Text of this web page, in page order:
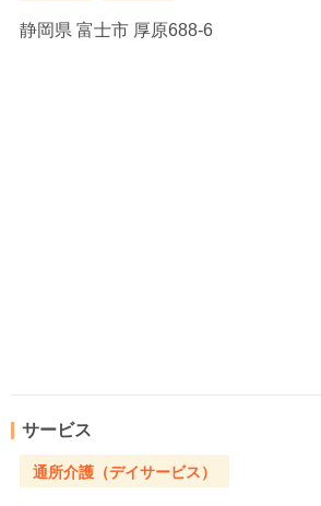
静岡県 富士市 厚原688-6
サービス
通所介護（デイサービス）